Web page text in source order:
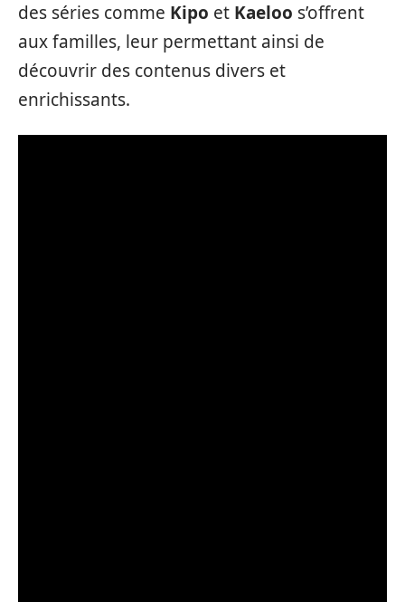
des séries comme Kipo et Kaeloo s’offrent
aux familles, leur permettant ainsi de
découvrir des contenus divers et
enrichissants.